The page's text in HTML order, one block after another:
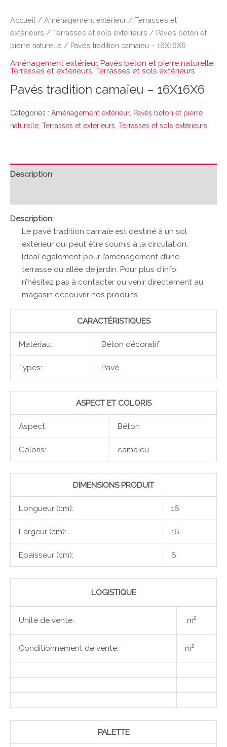
Accueil / Aménagement extérieur / Terrasses et
extérieurs / Terrasses et sols extérieurs / Pavés béton et
pierre naturelle / Pavés tradition camaïeu – 16X16X6
Aménagement extérieur, Pavés béton et pierre naturelle,
Terrasses et extérieurs, Terrasses et sols extérieurs
Pavés tradition camaïeu – 16X16X6
Catégories : Aménagement extérieur Pavés béton et pierre
naturelle Terrasses et extérieurs Terrasses et sols extérieurs
Description
Description:
Le pavé tradition camaïe est destiné à un sol
extérieur qui peut être soumis à la circulation.
Idéal également pour l’aménagement d’une
terrasse ou allée de jardin. Pour plus d’info,
n’hésitez pas à contacter ou venir directement au
magasin découvrir nos produits
CARACTÉRISTIQUES
Matériau: Béton décoratif
Types: Pavé
ASPECT ET COLORIS
Aspect: Béton
Coloris: camaïeu
DIMENSIONS PRODUIT
Longueur (cm): 16
Largeur (cm): 16
Epaisseur (cm): 6
LOGISTIQUE
Unité de vente: m²
Conditionnement de vente: m²
PALETTE